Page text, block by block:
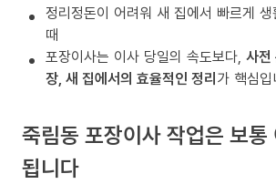
정리정돈이 어려워 새 집에서 빠르게
때
포장이사는 이사 당일의 속도보다, 사전
장, 새 집에서의 효율적인 정리가 핵심입
죽림동 포장이사 작업은 보통
됩니다